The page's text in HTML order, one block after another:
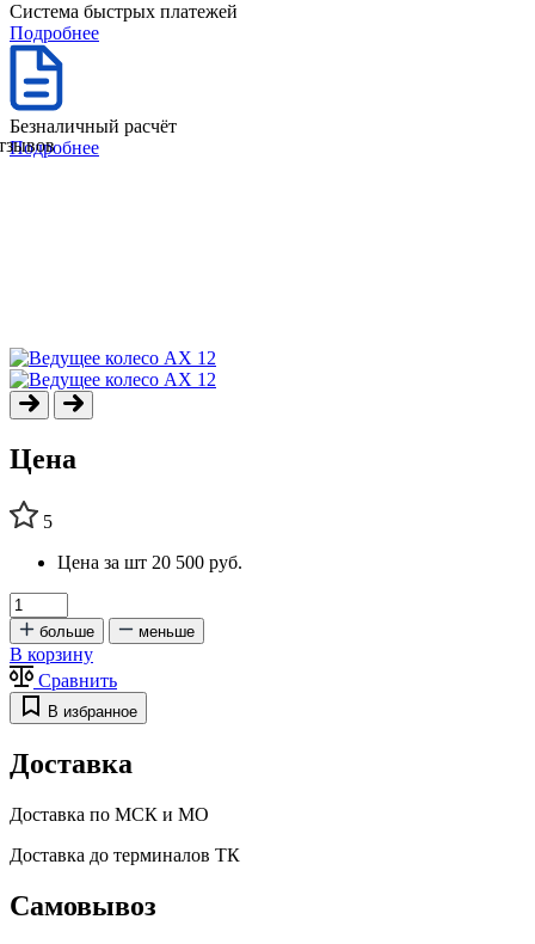
Система быстрых платежей
Подробнее
Безналичный расчёт
Подробнее
Цена
5
Цена за шт 20 500 руб.
больше меньше
В корзину
Сравнить
В избранное
Доставка
Доставка по МСК и МО
Доставка до терминалов ТК
Самовывоз